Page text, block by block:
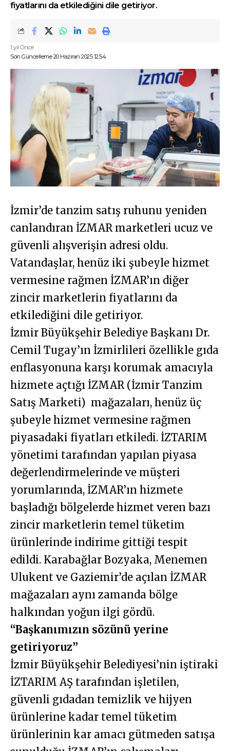
fiyatlarını da etkilediğini dile getiriyor.
Son Güncelleme 20 Haziran 2025 12:54
1 yıl Önce
İzmir’de tanzim satış ruhunu yeniden
canlandıran İZMAR marketleri ucuz ve
güvenli alışverişin adresi oldu.
Vatandaşlar, henüz iki şubeyle hizmet
vermesine rağmen İZMAR’ın diğer
zincir marketlerin fiyatlarını da
etkilediğini dile getiriyor.
İzmir Büyükşehir Belediye Başkanı Dr.
Cemil Tugay’ın İzmirlileri özellikle gıda
enflasyonuna karşı korumak amacıyla
hizmete açtığı İZMAR (İzmir Tanzim
Satış Marketi) mağazaları, henüz üç
şubeyle hizmet vermesine rağmen
piyasadaki fiyatları etkiledi. İZTARIM
yönetimi tarafından yapılan piyasa
değerlendirmelerinde ve müşteri
yorumlarında, İZMAR’ın hizmete
başladığı bölgelerde hizmet veren bazı
zincir marketlerin temel tüketim
ürünlerinde indirime gittiği tespit
edildi. Karabağlar Bozyaka, Menemen
Ulukent ve Gaziemir’de açılan İZMAR
mağazaları aynı zamanda bölge
halkından yoğun ilgi gördü.
“Başkanımızın sözünü yerine
getiriyoruz”
İzmir Büyükşehir Belediyesi’nin iştiraki
İZTARIM AŞ tarafından işletilen,
güvenli gıdadan temizlik ve hijyen
ürünlerine kadar temel tüketim
ürünlerinin kar amacı gütmeden satışa